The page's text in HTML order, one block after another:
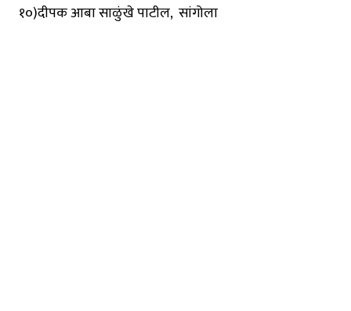
१०)दीपक आबा साळुंखे पाटील, सांगोला